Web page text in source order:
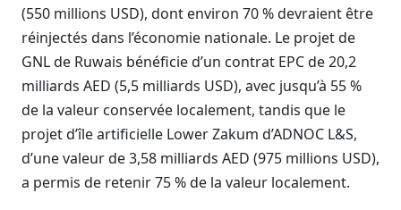
(550 millions USD), dont environ 70 % devraient être
réinjectés dans l’économie nationale. Le projet de
GNL de Ruwais bénéficie d’un contrat EPC de 20,2
milliards AED (5,5 milliards USD), avec jusqu’à 55 %
de la valeur conservée localement, tandis que le
projet d’île artificielle Lower Zakum d’ADNOC L&S,
d’une valeur de 3,58 milliards AED (975 millions USD),
a permis de retenir 75 % de la valeur localement.